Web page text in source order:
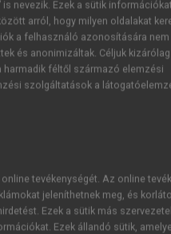
ÚJ FIÓK
1 óra
JELSZÓ
nevezik. Ezek a sütik
arról, hogy milyen oldalakat
a felhasználó azonosítására nem
és anonimizáltak. Céljuk
harmadik féltől származó elemzési
szolgáltatások a
tevékenységét. Az online
jeleníthetnek meg, és
Ezek a sütik más
Ezek állandó sütik,